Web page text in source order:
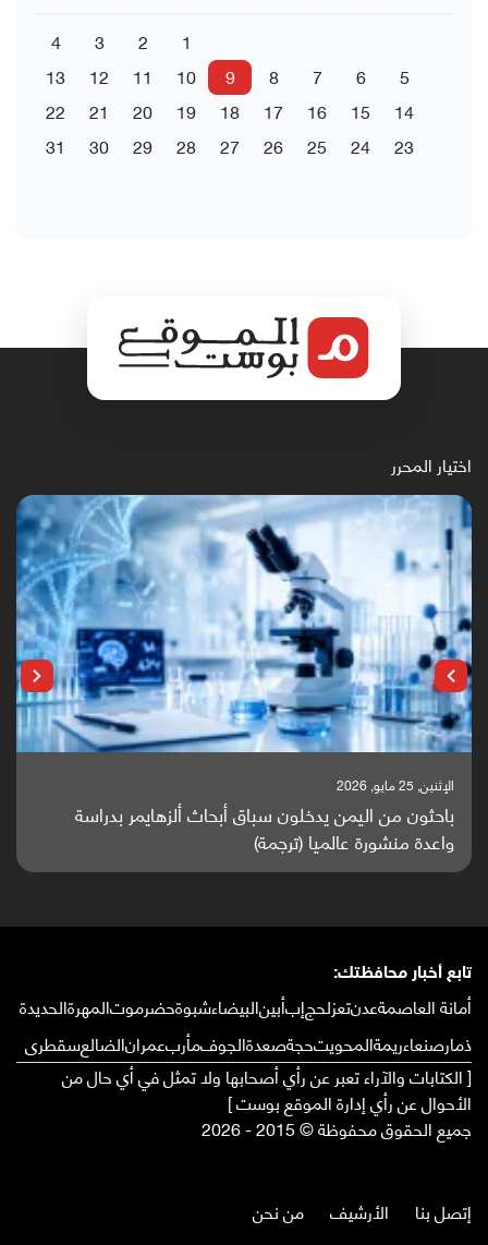
1
2
3
4
5
6
7
8
9
10
11
12
13
14
15
16
17
18
19
20
21
22
23
24
25
26
27
28
29
30
31
اختيار المحرر
الإثنين, 25 مايو, 2026
باحثون من اليمن يدخلون سباق أبحاث ألزهايمر بدراسة
واعدة منشورة عالميا (ترجمة)
تابع أخبار محافظتك:
أمانة العاصمةعدنتعزلحجإبأبينالبيضاءشبوةحضرموتالمهرةالحديدة
ذمارصنعاءريمةالمحويتحجةصعدةالجوفمأربعمرانالضالعسقطرى
[ الكتابات والآراء تعبر عن رأي أصحابها ولا تمثل في أي حال من
الأحوال عن رأي إدارة الموقع بوست ]
جميع الحقوق محفوظة © 2015 - 2026
إتصل بنا الأرشيف من نحن